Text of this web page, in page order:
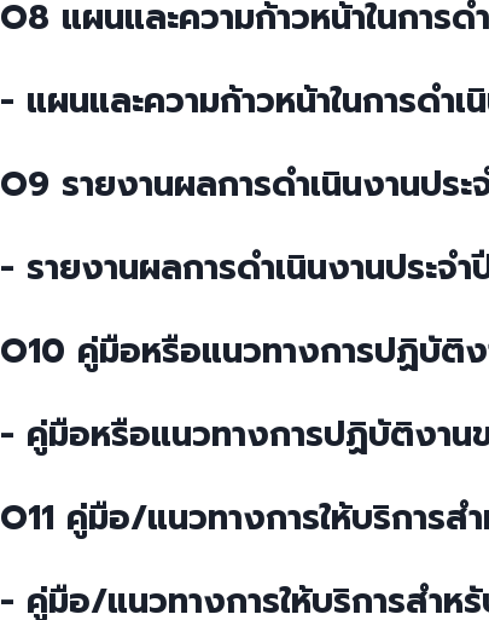
O8 แผนและความก้าวหน้าในการ
- แผนและความก้าวหน้าในการดำ
O9 รายงานผลการดำเนินงานประ
- รายงานผลการดำเนินงานประจำ
O10 คู่มือหรือแนวทางการปฏิบัติง
- คู่มือหรือแนวทางการปฏิบัติงานข
O11 คู่มือ/แนวทางการให้บริการ
- คู่มือ/แนวทางการให้บริการสำ